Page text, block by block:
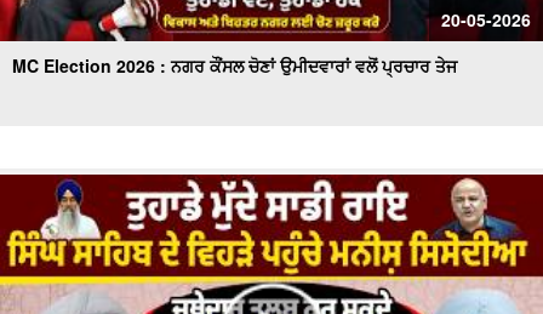
20-05-2026
MC Election 2026 : ਨਗਰ ਕੌਂਸਲ ਚੋਣਾਂ ਉਮੀਦਵਾਰਾਂ ਵਲੋਂ ਪ੍ਰਚਾਰ ਤੇਜ